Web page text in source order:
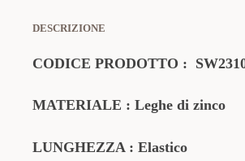
DESCRIZIONE
CODICE PRODOTTO :
MATERIALE : Leghe di zinco
LUNGHEZZA : Elastico